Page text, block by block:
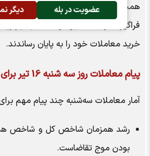
عضویت در بله دیگرهمچنین میانگین بازدهی قیمت
فراگیر اکثر نمادها بود و تعداد بسیار
خرید معاملات خود را به پایان رساندند.
پیام معاملات روز سه شنبه 16 تیر برای بورس چیست؟
آمار معاملات سه‌شنبه چند پیام مهم برای
رشد همزمان شاخص کل و شاخص
بودن موج تقاضاست.